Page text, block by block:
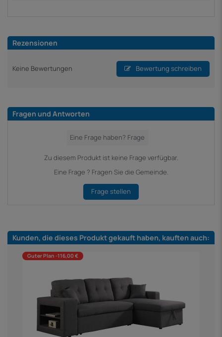
Rezensionen
Keine Bewertungen Bewertung schreiben
Fragen und Antworten
Zu diesem Produkt ist keine Frage verfügbar.
Eine Frage ? Fragen Sie die Gemeinde.
Frage stellen
Kunden, die dieses Produkt gekauft haben, kauften auch:
Guter Plan -116,00 €